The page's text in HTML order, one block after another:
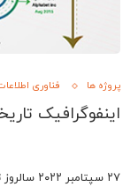
پروژه ها فناوری
اینفوگرافیک
۲۷